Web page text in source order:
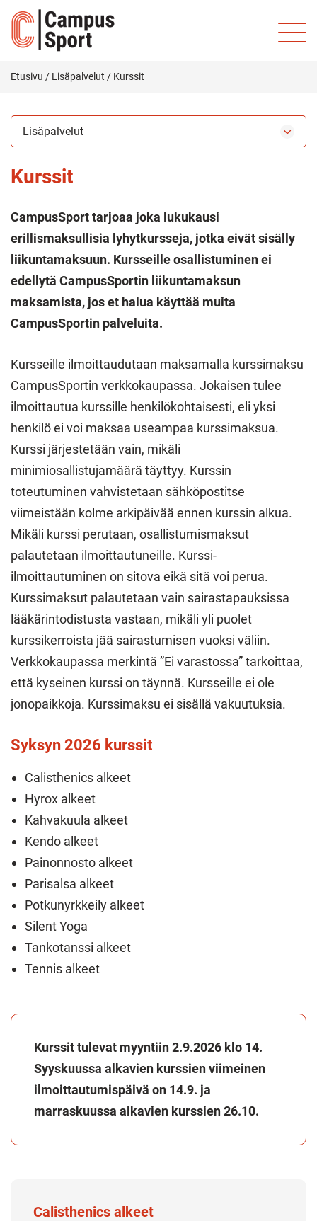
Etusivu / Lisäpalvelut / Kurssit
Lisäpalvelut
Kurssit
CampusSport tarjoaa joka lukukausi
erillismaksullisia lyhytkursseja, jotka eivät sisälly
liikuntamaksuun. Kursseille osallistuminen ei
edellytä CampusSportin liikuntamaksun
maksamista, jos et halua käyttää muita
CampusSportin palveluita.
Kursseille ilmoittaudutaan maksamalla kurssimaksu
CampusSportin verkkokaupassa. Jokaisen tulee
ilmoittautua kurssille henkilökohtaisesti, eli yksi
henkilö ei voi maksaa useampaa kurssimaksua.
Kurssi järjestetään vain, mikäli
minimiosallistujamäärä täyttyy. Kurssin
toteutuminen vahvistetaan sähköpostitse
viimeistään kolme arkipäivää ennen kurssin alkua.
Mikäli kurssi perutaan, osallistumismaksut
palautetaan ilmoittautuneille. Kurssi-
ilmoittautuminen on sitova eikä sitä voi perua.
Kurssimaksut palautetaan vain sairastapauksissa
lääkärintodistusta vastaan, mikäli yli puolet
kurssikerroista jää sairastumisen vuoksi väliin.
Verkkokaupassa merkintä ”Ei varastossa” tarkoittaa,
että kyseinen kurssi on täynnä. Kursseille ei ole
jonopaikkoja. Kurssimaksu ei sisällä vakuutuksia.
Syksyn 2026 kurssit
Calisthenics alkeet
Hyrox alkeet
Kahvakuula alkeet
Kendo alkeet
Painonnosto alkeet
Parisalsa alkeet
Potkunyrkkeily alkeet
Silent Yoga
Tankotanssi alkeet
Tennis alkeet
Kurssit tulevat myyntiin 2.9.2026 klo 14.
Syyskuussa alkavien kurssien viimeinen
ilmoittautumispäivä on 14.9. ja
marraskuussa alkavien kurssien 26.10.
Calisthenics alkeet